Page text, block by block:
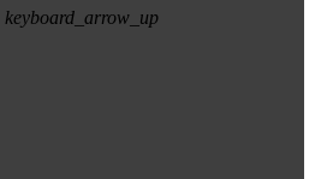
keyboard_arrow_up